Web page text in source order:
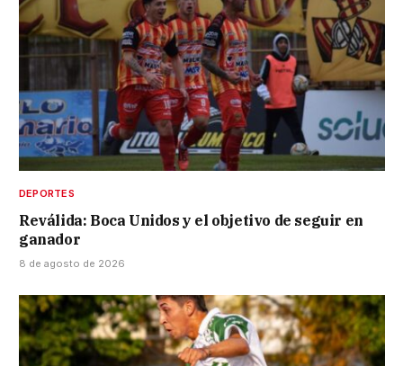
DEPORTES
Reválida: Boca Unidos y el objetivo de seguir en
ganador
8 de agosto de 2026